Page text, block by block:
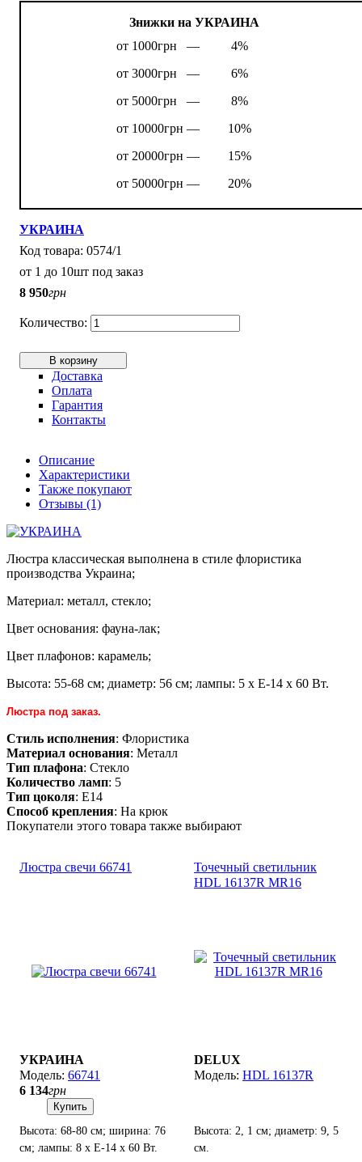
Знижки на УКРАИНА
от 1000грн —
4%
от 3000грн —
6%
от 5000грн —
8%
от 10000грн —
10%
от 20000грн —
15%
от 50000грн —
20%
УКРАИНА
0574/1
от 1 до 10шт под заказ
8 950грн
В корзину
Доставка
Оплата
Гарантия
Контакты
Описание
Характеристики
Также покупают
Отзывы (1)
Люстра классическая выполнена в стиле флористика
производства Украина;
Материал: металл, стекло;
Цвет основания: фауна-лак;
Цвет плафонов: карамель;
Высота: 55-68 см; диаметр: 56 см; лампы: 5 х Е-14 х 60 Вт.
Люстра под заказ.
Стиль исполнения: Флористика
Материал основания: Металл
Тип плафона: Стекло
Количество ламп: 5
Тип цоколя: E14
Способ крепления: На крюк
Покупатели этого товара также выбирают
Люстра свечи 66741
УКРАИНА
66741
6 134грн
Купить
Высота: 68-80 см; ширина: 76
см; лампы: 8 х Е-14 х 60 Вт.
Точечный светильник
HDL 16137R MR16
DELUX
HDL 16137R
Высота: 2, 1 см; диаметр: 9, 5
см.